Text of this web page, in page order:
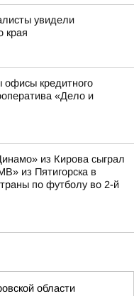
увидели
края
офисы кредитного
«Дело и
из Кирова сыграл
из Пятигорска в
по футболу во 2-й
области